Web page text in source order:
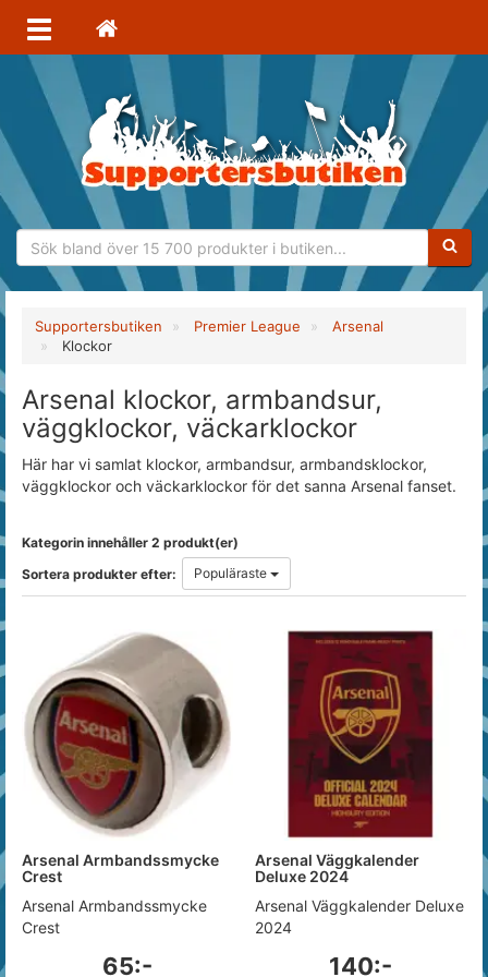
Supportersbutiken Premier League
Arsenal
Klockor
Arsenal klockor, armbandsur,
väggklockor, väckarklockor
Här har vi samlat klockor, armbandsur, armbandsklockor,
väggklockor och väckarklockor för det sanna Arsenal fanset.
Kategorin innehåller 2 produkt(er)
Sortera produkter efter:
Populäraste
Arsenal Armbandssmycke
Crest
Arsenal Armbandssmycke
Crest
65:-
Arsenal Väggkalender
Deluxe 2024
Arsenal Väggkalender Deluxe
2024
140:-